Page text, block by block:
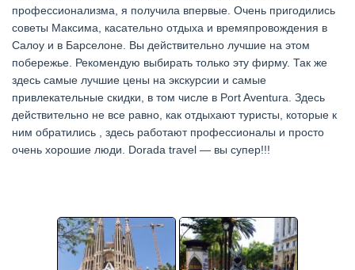
профессионализма, я получила впервые. Очень пригодились
советы Максима, касательно отдыха и времяпровождения в
Салоу и в Барселоне. Вы действительно лучшие на этом
побережье. Рекомендую выбирать только эту фирму. Так же
здесь самые лучшие цены на экскурсии и самые
привлекательные скидки, в том числе в Port Aventura. Здесь
действительно не все равно, как отдыхают туристы, которые к
ним обратились , здесь работают профессионалы и просто
очень хорошие люди. Dorada travel — вы супер!!!